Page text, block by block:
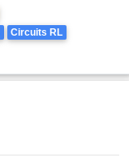
Circuits RL